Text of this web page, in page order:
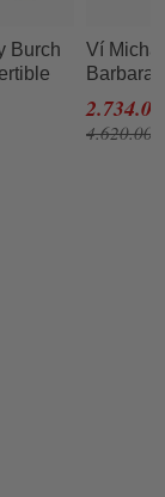
Burch
Ví
Barbara
Metallic
Rose